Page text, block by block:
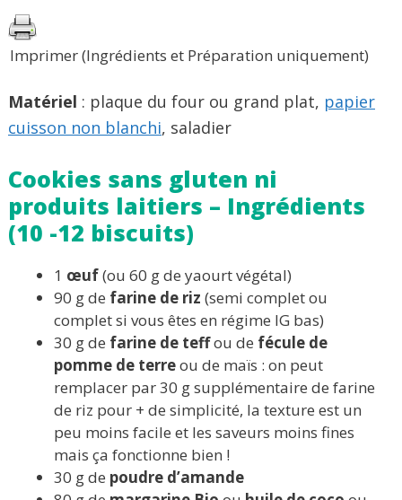
Imprimer (Ingrédients et Préparation uniquement)
Matériel : plaque du four ou grand plat, papier
cuisson non blanchi, saladier
Cookies sans gluten ni
produits laitiers – Ingrédients
(10 -12 biscuits)
1 œuf(ou 60 g de yaourt végétal)
90 g de farine de riz (semi complet ou
complet si vous êtes en régime IG bas)
30 g de farine de teffou de fécule de
pomme de terreou de maïs : on peut
remplacer par 30 g supplémentaire de farine
de riz pour + de simplicité, la texture est un
peu moins facile et les saveurs moins fines
mais ça fonctionne bien !
30 g de poudre d’amande